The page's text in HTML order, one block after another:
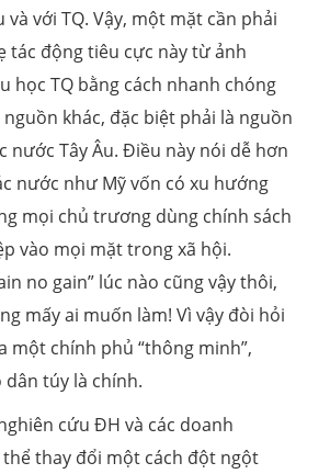
và với TQ. Vậy, một mặt cần phải
tác động tiêu cực này từ ảnh
học TQ bằng cách nhanh chóng
khác, đặc biệt phải là nguồn
nước Tây Âu. Điều này nói dễ hơn
nước như Mỹ vốn có xu hướng
mọi chủ trương dùng chính sách
vào mọi mặt trong xã hội.
no gain” lúc nào cũng vậy thôi,
mấy ai muốn làm! Vì vậy đòi hỏi
một chính phủ “thông minh”,
túy là chính.
cứu ĐH và các doanh
thay đổi một cách đột ngột